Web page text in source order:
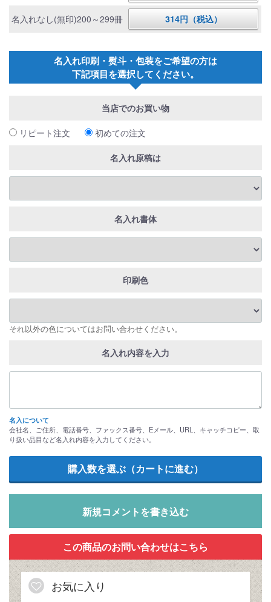
名入れなし(無印)200～299冊 314円（税込）
名入れ印刷・熨斗・包装をご希望の方は
下記項目を選択してください。
当店でのお買い物
リピート注文 初めての注文
名入れ原稿は
名入れ書体
印刷色
それ以外の色についてはお問い合わせください。
名入れ内容を入力
名入について
会社名、ご住所、電話番号、ファックス番号、Eメール、URL、キャッチコピー、取
り扱い品目など名入れ内容を入力してください。
新規コメントを書き込む
お気に入り